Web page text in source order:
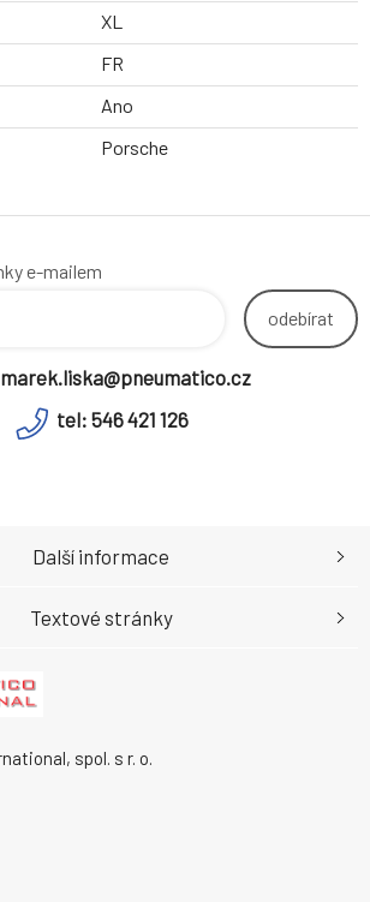
XL
FR
Ano
Porsche
e-mailem
odebírat
marek.liska@pneumatico.cz
tel: 546 421 126
spol. s r. o.
Další informace
Textové stránky